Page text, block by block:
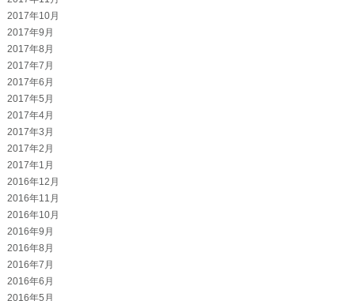
2017年10月
2017年9月
2017年8月
2017年7月
2017年6月
2017年5月
2017年4月
2017年3月
2017年2月
2017年1月
2016年12月
2016年11月
2016年10月
2016年9月
2016年8月
2016年7月
2016年6月
2016年5月